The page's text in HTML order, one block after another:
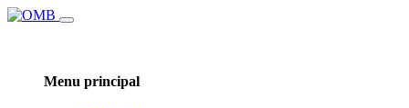
Menu principal